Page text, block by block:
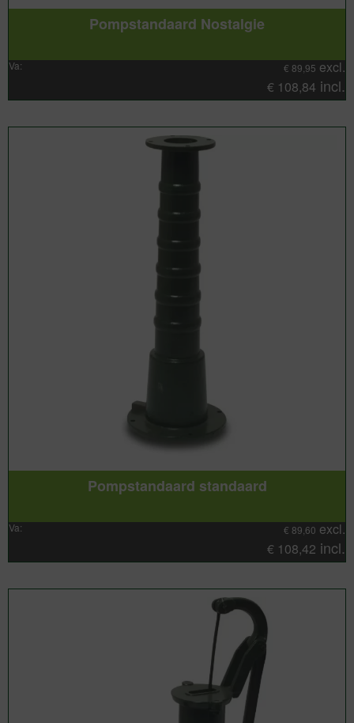
Pompstandaard Nostalgie
Va: € 89,95 excl.
€ 108,84 incl.
Pompstandaard standaard
Va: € 89,60 excl.
€ 108,42 incl.